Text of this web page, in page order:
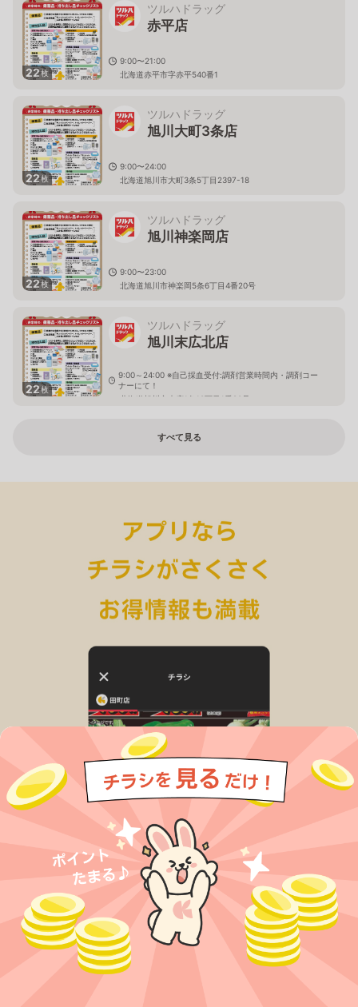
22枚
ツルハドラッグ
赤平店
9:00〜21:00
北海道赤平市字赤平540番1
22枚
ツルハドラッグ
旭川大町3条店
9:00〜24:00
北海道旭川市大町3条5丁目2397-18
22枚
ツルハドラッグ
旭川神楽岡店
9:00〜23:00
北海道旭川市神楽岡5条6丁目4番20号
22枚
ツルハドラッグ
旭川末広北店
9:00～24:00 ※自己採血受付:調剤営業時間内・調剤コー
ナーにて！
北海道旭川市末広1条10丁目1番20号
すべて見る